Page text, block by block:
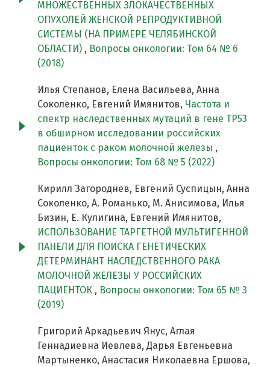
МНОЖЕСТВЕННЫХ ЗЛОКАЧЕСТВЕННЫХ
ОПУХОЛЕЙ ЖЕНСКОЙ РЕПРОДУКТИВНОЙ
СИСТЕМЫ (НА ПРИМЕРЕ ЧЕЛЯБИНСКОЙ
ОБЛАСТИ) , Вопросы онкологии: Том 64 № 6
(2018)
Илья Степанов, Елена Васильева, Анна
Соколенко, Евгений Имянитов, Частота и
спектр наследственных мутаций в гене TP53
в обширном исследовании российских
пациенток с раком молочной железы ,
Вопросы онкологии: Том 68 № 5 (2022)
Кирилл Загороднев, Евгений Суспицын, Анна
Соколенко, А. Романько, М. Анисимова, Илья
Бизин, Е. Кулигина, Евгений Имянитов,
ИСПОЛЬЗОВАНИЕ ТАРГЕТНОЙ МУЛЬТИГЕННОЙ
ПАНЕЛИ ДЛЯ ПОИСКА ГЕНЕТИЧЕСКИХ
ДЕТЕРМИНАНТ НАСЛЕДСТВЕННОГО РАКА
МОЛОЧНОЙ ЖЕЛЕЗЫ У РОССИЙСКИХ
ПАЦИЕНТОК , Вопросы онкологии: Том 65 № 3
(2019)
Григорий Аркадьевич Янус, Аглая
Геннадиевна Иевлева, Дарья Евгеньевна
Мартыненко, Анастасия Николаевна Ершова,